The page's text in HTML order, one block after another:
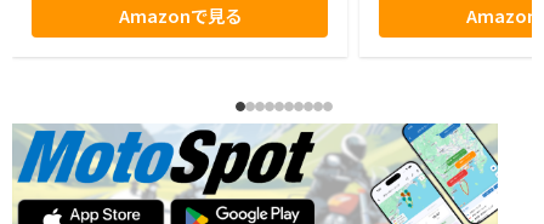
Amazonで見る
Amazon